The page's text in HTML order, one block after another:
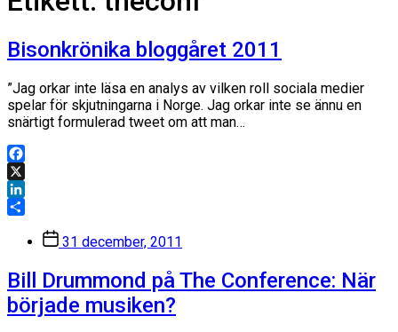
Bisonkrönika bloggåret 2011
”Jag orkar inte läsa en analys av vilken roll sociala medier
spelar för skjutningarna i Norge. Jag orkar inte se ännu en
snärtigt formulerad tweet om att man…
Facebook
X
LinkedIn
Inläggsdatum
31 december, 2011
Bill Drummond på The Conference: När
började musiken?